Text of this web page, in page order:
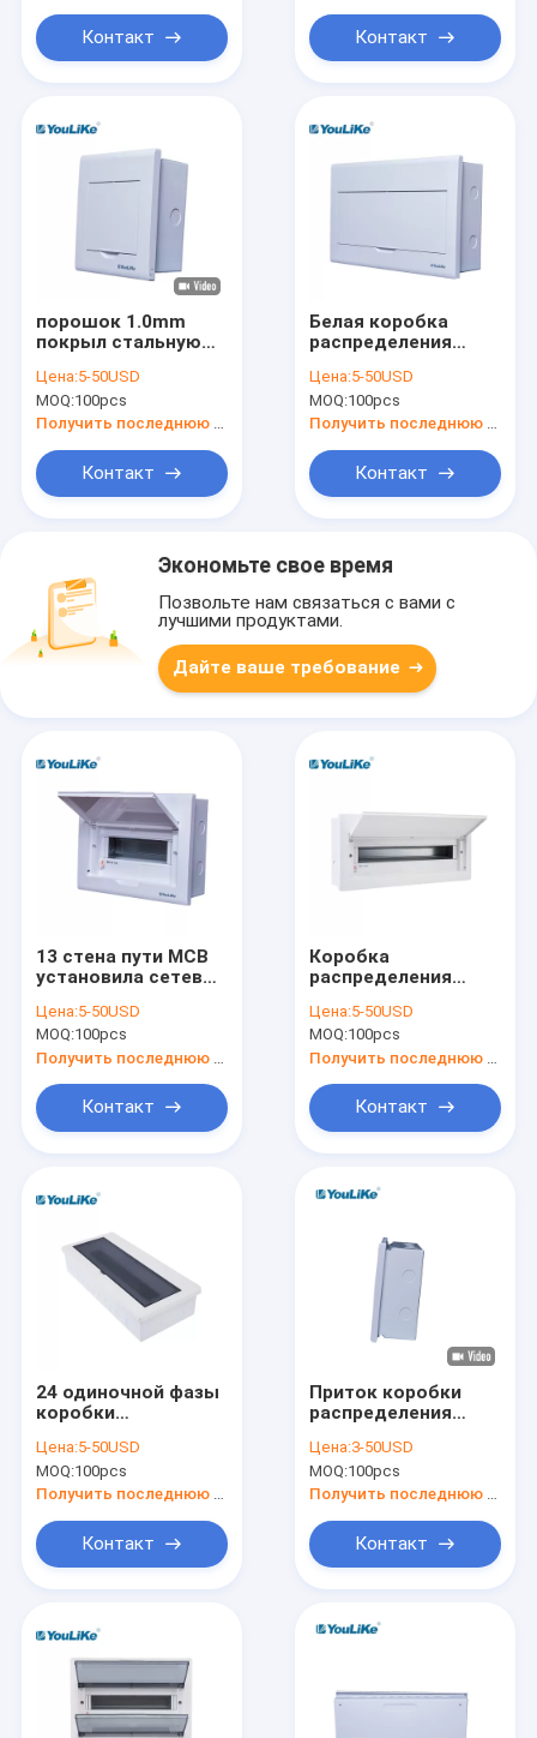
Продукты
О нас
окномКонтакт Контакт
порошок 1.0mm
покрыл стальную
распределения
держателя с
винтом 55A 63A
Цена:5-50USD
MOQ:100pcs
Получить последнюю цену
Контакт
Белая коробка
распределения
полная, соединение
связывая
проволокой
Цена:5-50USD
MOQ:100pcs
Получить последнюю цену
Контакт
Экономьте свое время
Позвольте нам связаться с вами с
лучшими продуктами.
Дайте ваше требование
13 стена пути MCB
установила сетевое
распределения
Цена:5-50USD
MOQ:100pcs
Контакт
Коробка
распределения
пути двери 21
БЕДЕР, панель
распределения
MCCB
Цена:5-50USD
MOQ:100pcs
Контакт
24 одиночной фазы
коробки
держателя стены
пути MCB для
передачи энергии
Цена:5-50USD
MOQ:100pcs
Получить последнюю цену
Контакт
Приток коробки
распределения
рельса на
открытом воздухе
MCB Din установил
Цена:3-50USD
MOQ:100pcs
Получить последнюю цену
Контакт